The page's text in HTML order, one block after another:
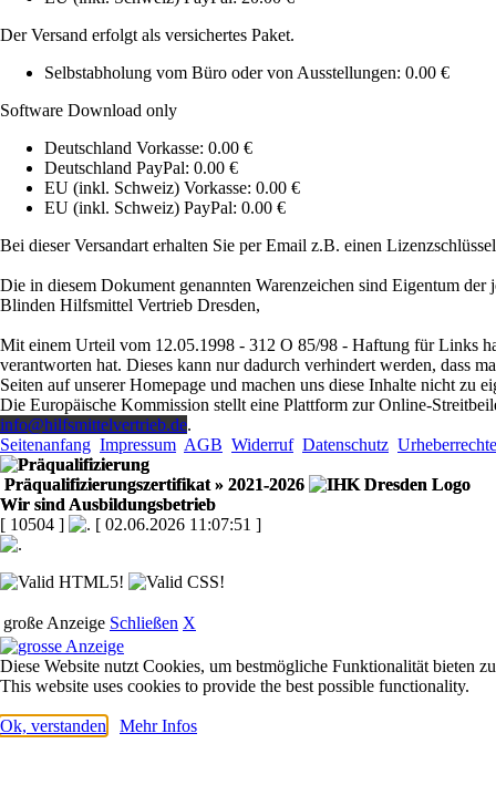
Der Versand erfolgt als versichertes Paket.
Selbstabholung vom Büro oder von Ausstellungen: 0.00 €
Software Download only
Deutschland Vorkasse: 0.00 €
Deutschland PayPal: 0.00 €
EU (inkl. Schweiz) Vorkasse: 0.00 €
EU (inkl. Schweiz) PayPal: 0.00 €
Bei dieser Versandart erhalten Sie per Email z.B. einen
Die in diesem Dokument genannten Warenzeichen sind Eigentum
Blinden Hilfsmittel Vertrieb Dresden,
Mit einem Urteil vom 12.05.1998 - 312 O 85/98 - Haftung für Links
verantworten hat. Dieses kann nur dadurch verhindert werden, dass
Seiten auf unserer Homepage und machen uns diese Inhalte nicht
Die Europäische Kommission stellt eine Plattform zur Online-
info@hilfsmittelvertrieb.de.
Seitenanfang Impressum AGB Widerruf Datenschutz Urheberrechte
Präqualifizierungszertifikat » 2021-2026
Wir sind Ausbildungsbetrieb
[ 10504 ]
[ 02.06.2026 11:07:51 ]
große Anzeige Schließen X
Diese Website nutzt Cookies, um bestmögliche Funktionalität bieten
This website uses cookies to provide the best possible functionality.
Ok, verstanden Mehr Infos